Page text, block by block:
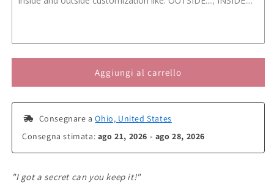
Aggiungi al carrello
Consegnare a Ohio, United States
Consegna stimata: ago 21, 2026 - ago 28, 2026
"I got a secret can you keep it!"